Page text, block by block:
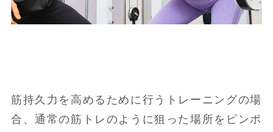
筋持久力を高めるために行うトレーニングの場
合、通常の筋トレのように狙った場所をピンポ